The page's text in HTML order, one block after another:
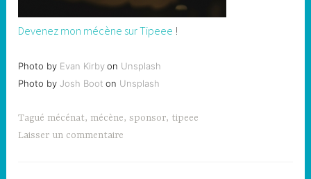
Devenez mon mécène sur Tipeee !
Photo by Evan Kirbyon Unsplash
Photo byJosh Boot on Unsplash
Tagué mécénat, mécène,sponsor, tipeee
Laisser un commentaire